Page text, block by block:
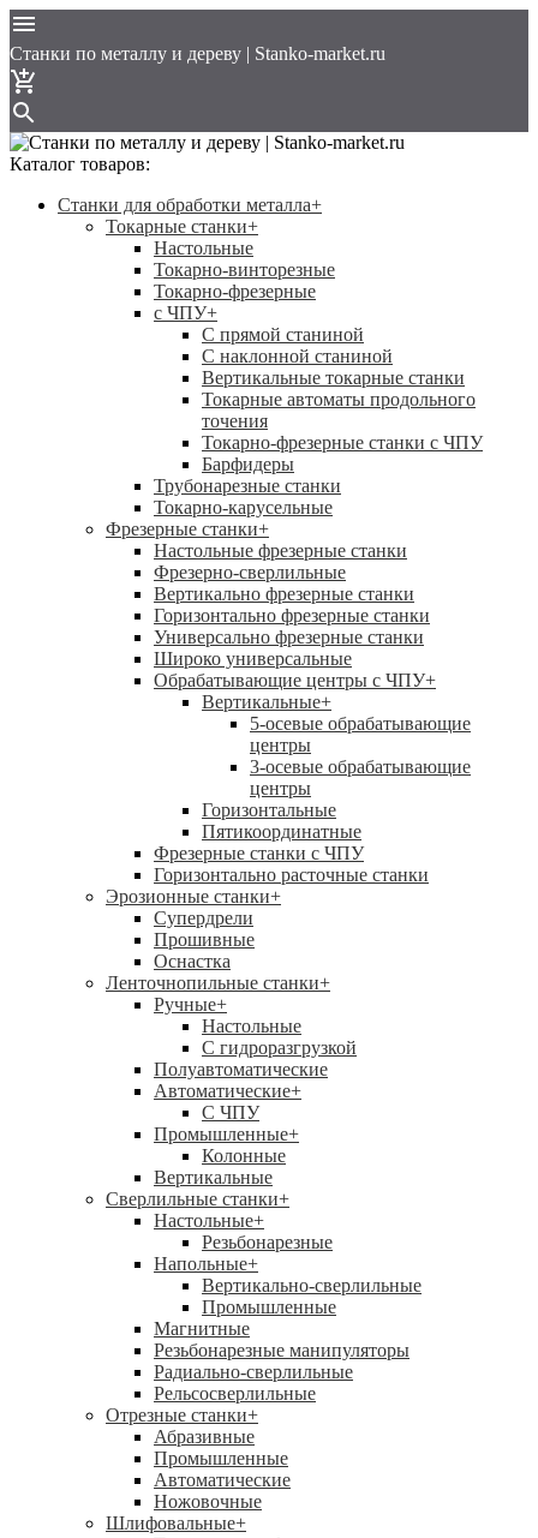
Cтанки по металлу и дереву | Stanko-market.ru
Каталог товаров:
Станки для обработки металла+
Токарные станки+
Настольные
Токарно-винторезные
Токарно-фрезерные
с ЧПУ+
С прямой станиной
C наклонной станиной
Вертикальные токарные станки
Токарные автоматы продольного
точения
Токарно-фрезерные станки с ЧПУ
Барфидеры
Трубонарезные станки
Токарно-карусельные
Фрезерные станки+
Настольные фрезерные станки
Фрезерно-сверлильные
Вертикально фрезерные станки
Горизонтально фрезерные станки
Универсально фрезерные станки
Широко универсальные
Обрабатывающие центры с ЧПУ+
Вертикальные+
5-осевые обрабатывающие
центры
3-осевые обрабатывающие
центры
Горизонтальные
Пятикоординатные
Фрезерные станки с ЧПУ
Горизонтально расточные станки
Эрозионные станки+
Супердрели
Прошивные
Оснастка
Ленточнопильные станки+
Ручные+
Настольные
С гидроразгрузкой
Полуавтоматические
Автоматические+
С ЧПУ
Промышленные+
Колонные
Вертикальные
Сверлильные станки+
Настольные+
Резьбонарезные
Напольные+
Вертикально-сверлильные
Промышленные
Магнитные
Резьбонарезные манипуляторы
Радиально-сверлильные
Рельсосверлильные
Отрезные станки+
Абразивные
Промышленные
Автоматические
Ножовочные
Шлифовальные+